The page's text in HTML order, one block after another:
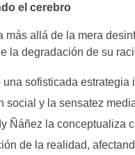
el cerebro
más allá de la mera
la degradación de su
sofisticada
y la sensatez
Ñáñez la conceptualiza
de la realidad,